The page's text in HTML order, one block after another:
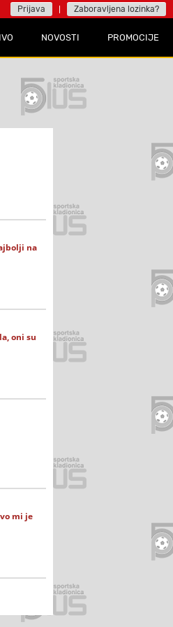
Prijava Zaboravljena lozinka?
NOVOSTI PROMOCIJE
na
oni su
mi je